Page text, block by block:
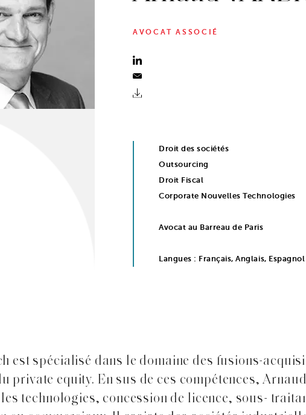
AVOCAT ASSOCIÉ
Droit des sociétés
Outsourcing
Droit Fiscal
Corporate Nouvelles Technologies
Avocat au Barreau de Paris
Langues : Français, Anglais, Espagnol
est spécialisé dans le domaine des fusions-
private equity. En sus de ces compétences,
technologies, concession de licence, sous-